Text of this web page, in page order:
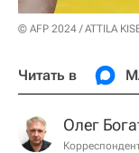
© AFP 2024 / ATTILA
Читать в
Олег